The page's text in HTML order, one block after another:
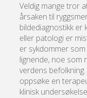
Veldig mange tror
årsaken til
bildediagnostikk er
eller patologi er
er sykdommer
lignende, noe som
verdens
oppsøke en
klinisk